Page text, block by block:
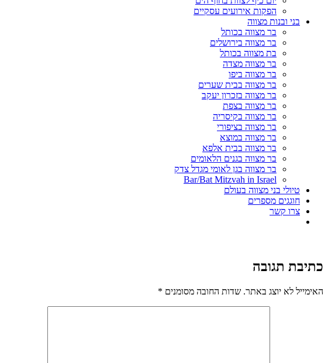
הפקות אירועים עסקיים
בני ובנות מצווה
בר מצווה בכותל
בר מצווה בירושלים
בת מצווה בכותל
בר מצווה מצדה
בר מצווה ביפו
בר מצווה בבית שערים
בר מצווה בזכרון יעקב
בר מצווה בצפת
בר מצווה בקיסריה
בר מצווה בציפורי
בר מצווה במוצא
בר מצווה בבית אלפא
בר מצווה בגנים הלאומים
בר מצווה בגן לאומי מגדל צדק
Bar/Bat Mitzvah in Israel
טיולי בני מצווה בעולם
חוגגים מספרים
צרו קשר
כתיבת תגובה
האימייל לא יוצג באתר. שדות החובה מסומנים *